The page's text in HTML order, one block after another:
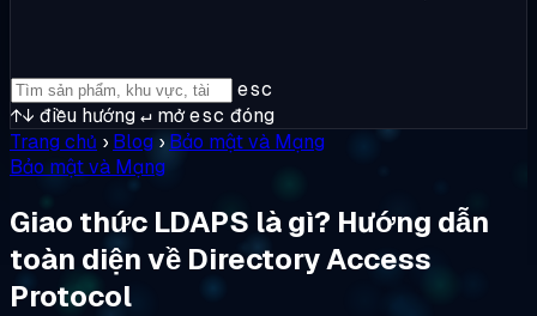
esc
↑↓ điều hướng↵ mởesc đóng
Trang chủ › Blog › Bảo mật và Mạng
Bảo mật và Mạng
Giao thức LDAPS là gì? Hướng dẫn
toàn diện về Directory Access
Protocol